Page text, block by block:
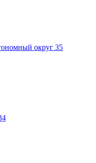
округ 35